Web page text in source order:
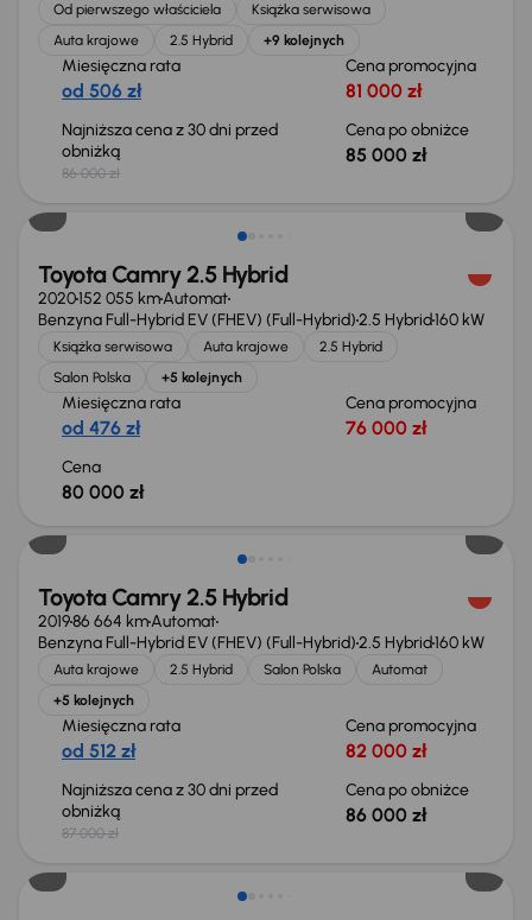
Od pierwszego właściciela
Książka serwisowa
Auta krajowe
2.5 Hybrid +9 kolejnych
Miesięczna rata
od 506 zł
Cena promocyjna
81 000 zł
Najniższa cena z 30 dni przed
obniżką
86 000 zł
Cena po obniżce
85 000 zł
Toyota Camry 2.5 Hybrid
2020152 055 kmAutomat
Benzyna Full-Hybrid EV (FHEV) (Full-Hybrid)2.5 Hybrid160 kW
Książka serwisowa Auta krajowe
2.5 Hybrid
Salon Polska
+5 kolejnych
Miesięczna rata
od 476 zł
Cena promocyjna
76 000 zł
Cena
80 000 zł
Taniej o 1 000 zł
Toyota Camry 2.5 Hybrid
201986 664 kmAutomat
Benzyna Full-Hybrid EV (FHEV) (Full-Hybrid)2.5 Hybrid160 kW
Auta krajowe 2.5 Hybrid Salon Polska
Automat
+5 kolejnych
Miesięczna rata
od 512 zł
Cena promocyjna
82 000 zł
Najniższa cena z 30 dni przed
obniżką
87 000 zł
Cena po obniżce
86 000 zł
Taniej o 1 000 zł